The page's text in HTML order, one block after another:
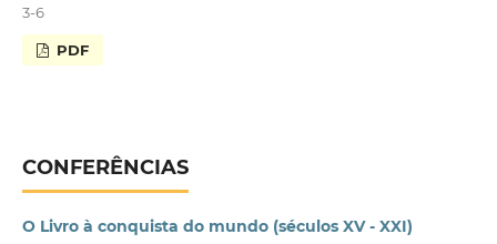
3-6
PDF
CONFERÊNCIAS
O Livro à conquista do mundo (séculos XV - XXI)